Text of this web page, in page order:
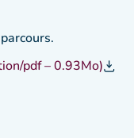
pdf – 0.93Mo)